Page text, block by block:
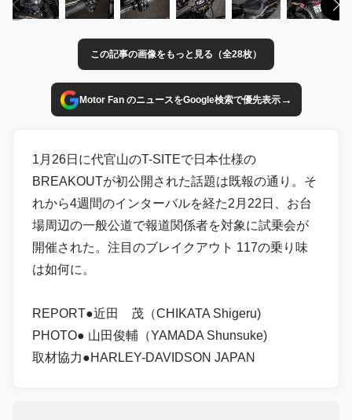
この記事の画像をもっと見る（全28枚）
Motor Fan のニュースをGoogle検索で優先表示→
1月26日に代官山のT-SITEで日本仕様の
BREAKOUTが初公開された話題は既報の通り。そ
れから4週間のインターバルを経た2月22日、お台
場周辺の一般公道で報道関係者を対象に試乗会が
開催された。注目のブレイクアウト 117の乗り味
は如何に。
REPORT●近田 茂（CHIKATA Shigeru)
PHOTO● 山田俊輔（YAMADA Shunsuke)
取材協力●HARLEY-DAVIDSON JAPAN